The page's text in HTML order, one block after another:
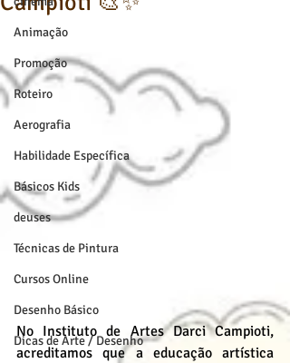
Animação
Promoção
Roteiro
Aerografia
Habilidade Específica
Básicos Kids
deuses
Técnicas de Pintura
Cursos Online
Desenho Básico
Dicas de Arte / Desenho
No Instituto de Artes Darci Campioti,
acreditamos que a educação artística